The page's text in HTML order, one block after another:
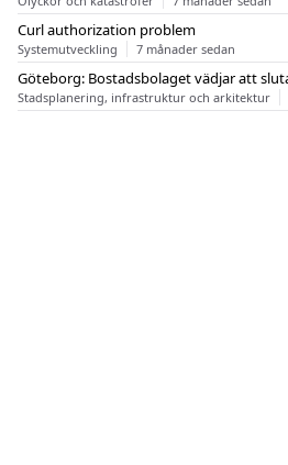
Curl authorization problem
Systemutveckling 7 månader sedan
Stadsplanering, infrastruktur och arkitektur